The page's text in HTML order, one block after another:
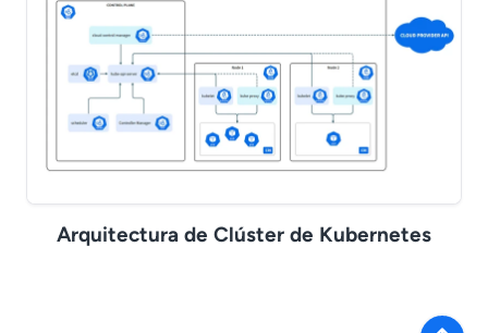
Arquitectura de Clúster de Kubernetes